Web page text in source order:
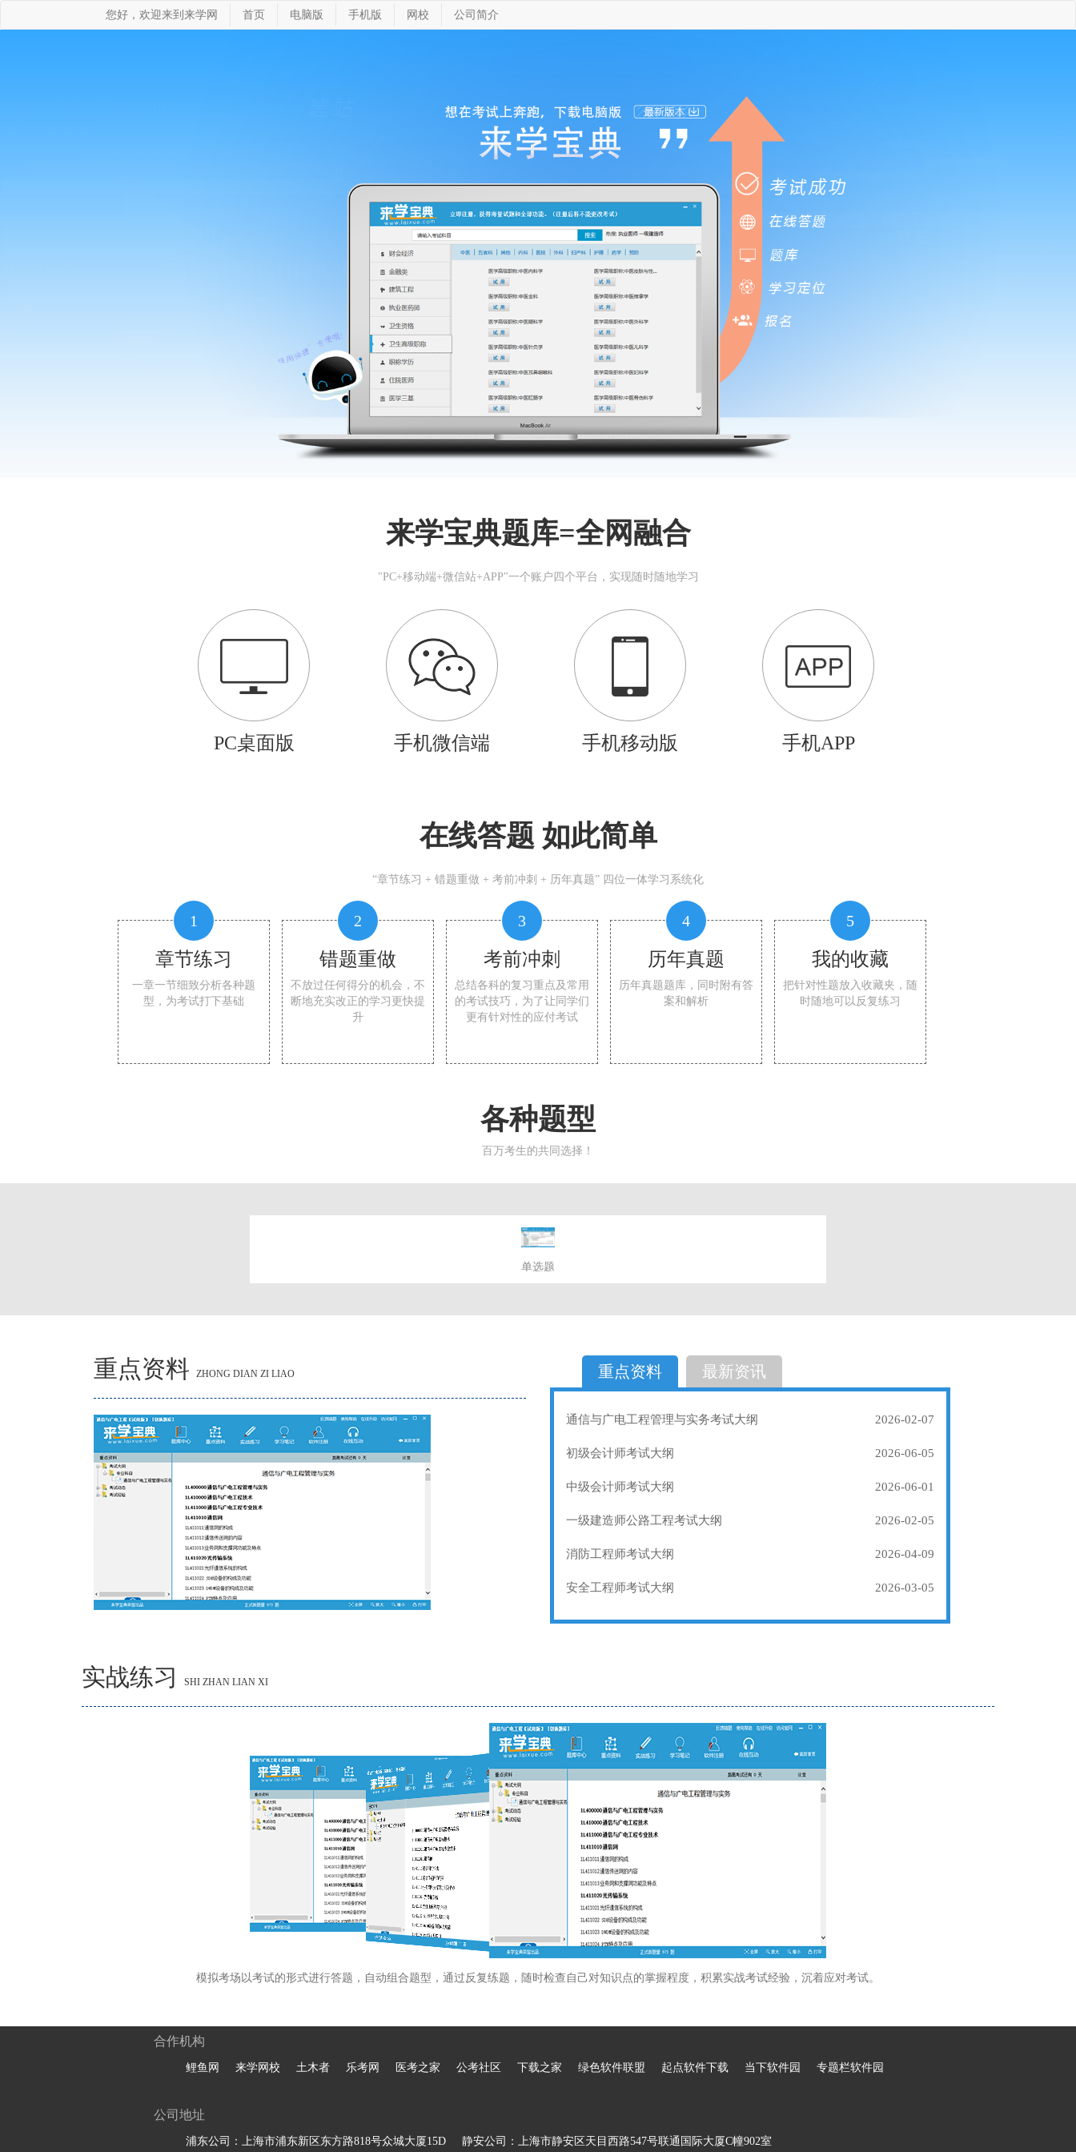
您好，欢迎来到来学网 首页 电脑版 手机版 网校 公司简介
来学宝典题库=全网融合
"PC+移动端+微信站+APP"一个账户四个平台，实现随时随地学习
PC桌面版 手机微信端 手机移动版 手机APP
在线答题 如此简单
“章节练习 + 错题重做 + 考前冲刺 + 历年真题” 四位一体学习系统化
1
章节练习
一章一节细致分析各种题
型，为考试打下基础
2
错题重做
不放过任何得分的机会，不
断地充实改正的学习更快提
升
3
考前冲刺
总结各科的复习重点及常用
的考试技巧，为了让同学们
更有针对性的应付考试
4
历年真题
历年真题题库，同时附有答
案和解析
5
我的收藏
把针对性题放入收藏夹，随
时随地可以反复练习
各种题型
百万考生的共同选择！
单选题
选择题
重点资料 ZHONG DIAN ZI LIAO 重点资料 最新资讯
通信与广电工程管理与实务考试大纲 2026-02-07
初级会计师考试大纲 2026-06-05
中级会计师考试大纲 2026-06-01
一级建造师公路工程考试大纲 2026-02-05
消防工程师考试大纲 2026-04-09
安全工程师考试大纲 2026-03-05
实战练习 SHI ZHAN LIAN XI
模拟考场以考试的形式进行答题，自动组合题型，通过反复练题，随时检查自己对知识点的掌握程度，积累实战考试经验，沉着应对考试。
合作机构
鲤鱼网 来学网校 土木者 乐考网 医考之家 公考社区 下载之家 绿色软件联盟 起点软件下载 当下软件园 专题栏软件园
公司地址
浦东公司：上海市浦东新区东方路818号众城大厦15D 静安公司：上海市静安区天目西路547号联通国际大厦C幢902室